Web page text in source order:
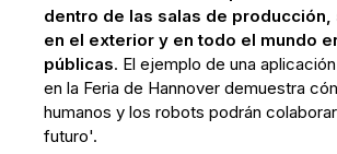
dentro de las salas de producción,
en el exterior y en todo el mundo
públicas. El ejemplo de una
en la Feria de Hannover demuestra
humanos y los robots podrán
futuro'.